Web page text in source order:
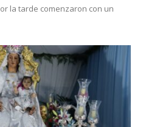
la tarde comenzaron con un